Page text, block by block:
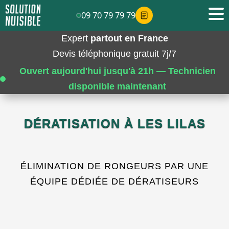
Expert partout en France
Devis téléphonique gratuit 7j/7
Ouvert aujourd'hui jusqu'à 21h — Technicien
disponible maintenant
DÉRATISATION À LES LILAS
ÉLIMINATION DE RONGEURS PAR UNE
ÉQUIPE DÉDIÉE DE DÉRATISEURS
09 70 79 79 79